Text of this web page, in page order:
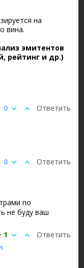
на
вина.
эмитентов
рейтинг и др.)
Ответить
0
Ответить
0
по
не буду ваш
Ответить
1